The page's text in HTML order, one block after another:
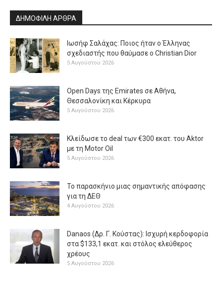
ΔΗΜΟΦΙΛΗ ΑΡΘΡΑ
Ιωσήφ Σαλάχας: Ποιος ήταν ο Έλληνας
σχεδιαστής που θαύμασε ο Christian Dior
5 Αυγούστου 2026
Open Days της Emirates σε Αθήνα,
Θεσσαλονίκη και Κέρκυρα
5 Αυγούστου 2026
Κλείδωσε το deal των €300 εκατ. του Aktor
με τη Μotor Oil
5 Αυγούστου 2026
Το παρασκήνιο μιας σημαντικής απόφασης
για τη ΔΕΘ
4 Αυγούστου 2026
Danaos (Δρ. Γ. Κούστας): Ισχυρή κερδοφορία
στα $133,1 εκατ. και στόλος ελεύθερος
χρέους
5 Αυγούστου 2026